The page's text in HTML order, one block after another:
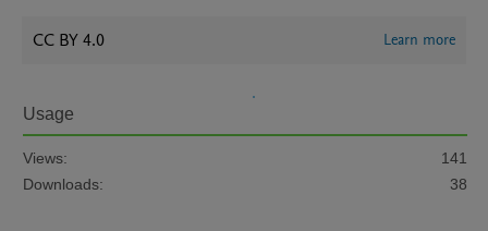
CC BY 4.0 Learn more
Usage
Views:
141
Downloads:
38